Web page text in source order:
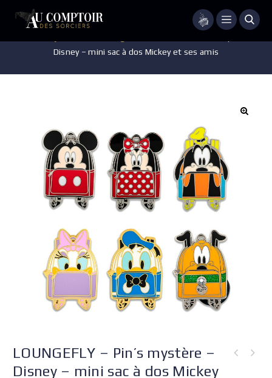
Menu
Disney – mini sac à dos Mickey et ses amis
LOUNGEFLY – Pin’s mystère –
Disney – mini sac à dos Mickey